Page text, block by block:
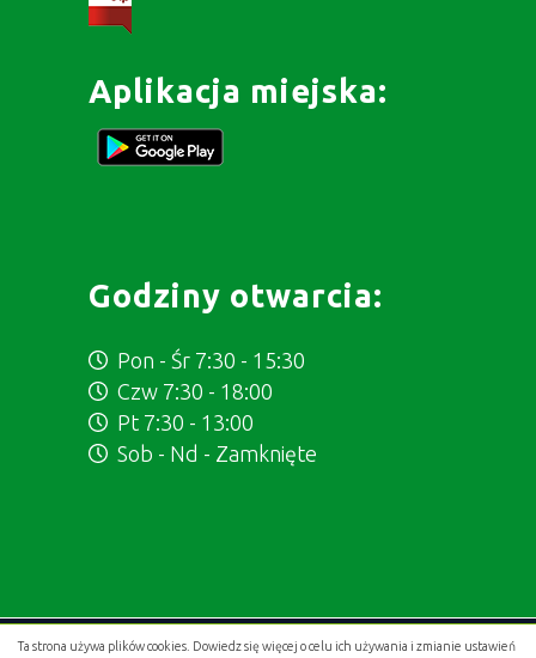
Ta strona używa plików cookies. Dowiedz się więcej o celu ich używania i zmianie ustawień
Aplikacja miejska:
Godziny otwarcia:
Pon - Śr 7:30 - 15:30
Czw 7:30 - 18:00
Pt 7:30 - 13:00
Sob - Nd - Zamknięte